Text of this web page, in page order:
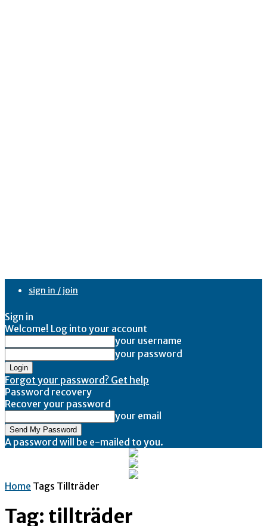
sign in / join
Sign in
Welcome! Log into your account
your username
your password
Forgot your password? Get help
Password recovery
Recover your password
your email
A password will be e-mailed to you.
Home Tags Tillträder
Tag: tillträder